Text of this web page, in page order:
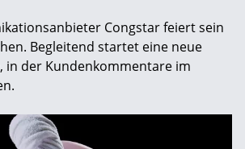
Congstar feiert sein
Begleitend startet eine neue
in der Kundenkommentare im